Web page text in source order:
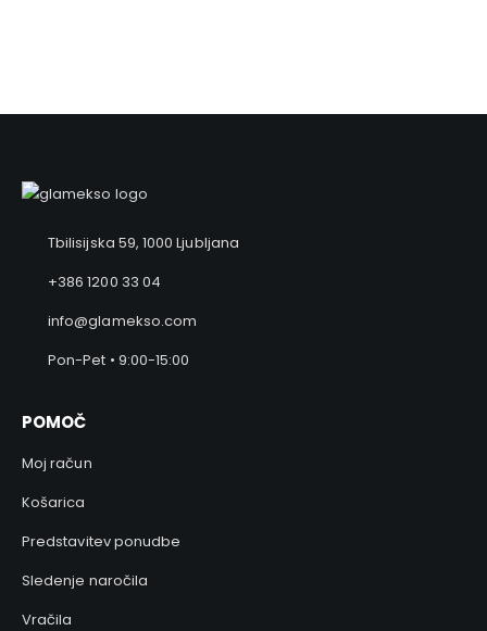
Tbilisijska 59, 1000 Ljubljana
+386 1200 33 04
info@glamekso.com
Pon-Pet • 9:00-15:00
POMOČ
Moj račun
Košarica
Predstavitev ponudbe
Sledenje naročila
Vračila